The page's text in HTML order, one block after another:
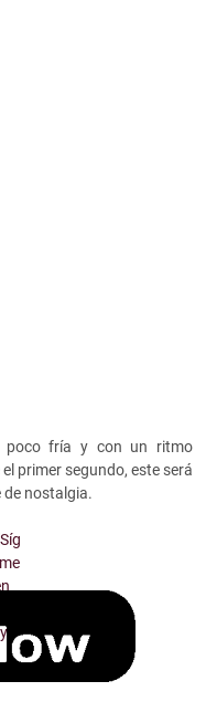
poco fría y con un ritmo
primer segundo, este será
de nostalgia.